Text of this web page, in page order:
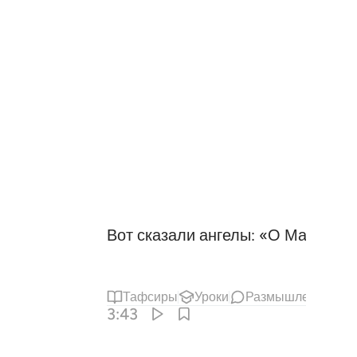
Вот сказали ангелы: «О Марьям
Тафсиры Уроки Размышления
3:43